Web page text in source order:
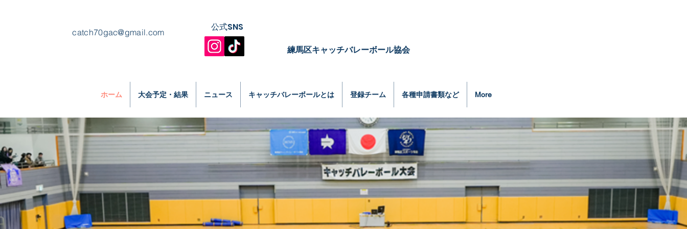
catch70gac@gmail.com 公式SNS
​練馬区キャッチバレーボール協会
ホーム 大会予定・結果 ニュース キャッチバレーボールとは 登録チーム 各種申請書類など More